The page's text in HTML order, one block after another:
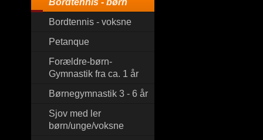
Bordtennis - børn
Bordtennis - voksne
Petanque
Forældre-børn-
Gymnastik fra ca. 1 år
Børnegymnastik 3 - 6 år
Sjov med ler
børn/unge/voksne